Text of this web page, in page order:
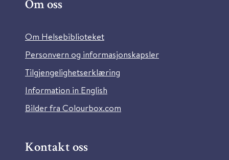
Om oss
Om Helsebiblioteket
Personvern og informasjonskapsler
Tilgjengelighetserklæring
Information in English
Bilder fra Colourbox.com
Kontakt oss